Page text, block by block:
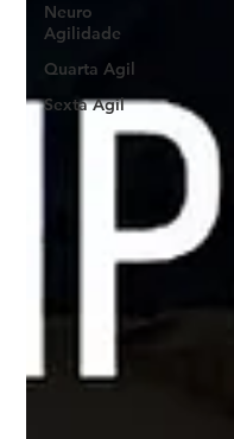
Neuro
Agilidade
Quarta Agil
Sexta Agil